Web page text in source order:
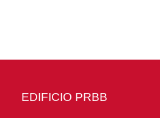
EDIFICIO PRBB